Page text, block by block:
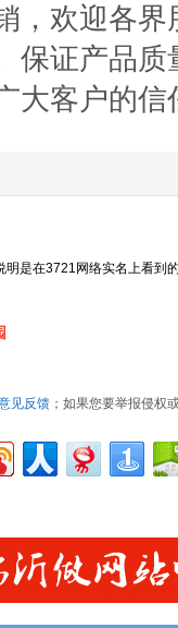
，欢迎各
保证产品
大客户的信
明是在3721网络实名上看到
见反馈 ；如果您要举报侵权